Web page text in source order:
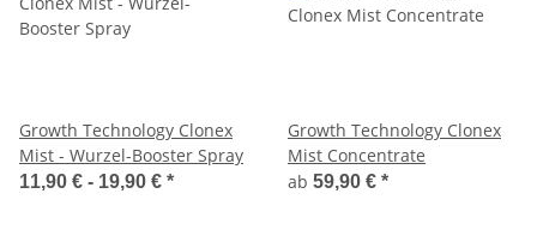
Growth Technology Clonex
Mist - Wurzel-Booster Spray
11,90 € - 19,90 € *
Growth Technology Clonex
Mist Concentrate
ab 59,90 € *